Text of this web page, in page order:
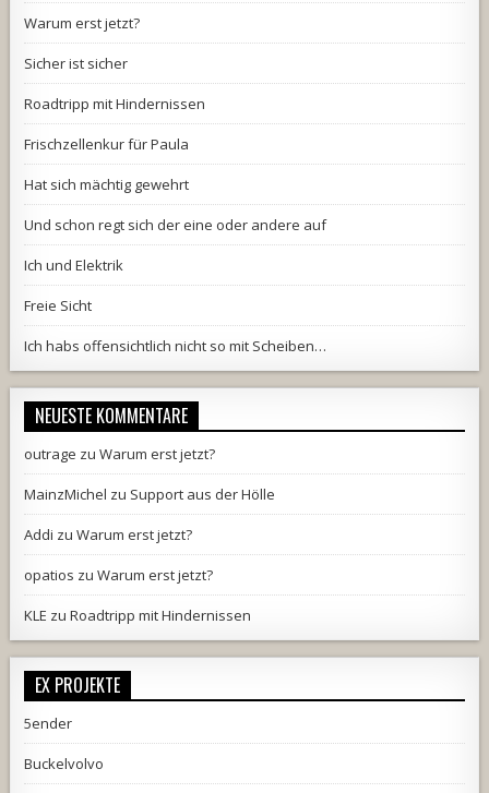
Warum erst jetzt?
Sicher ist sicher
Roadtripp mit Hindernissen
Frischzellenkur für Paula
Hat sich mächtig gewehrt
Und schon regt sich der eine oder andere auf
Ich und Elektrik
Freie Sicht
Ich habs offensichtlich nicht so mit Scheiben…
NEUESTE KOMMENTARE
outrage zuWarum erst jetzt?
MainzMichel zu Support aus der Hölle
Addi zuWarum erst jetzt?
opatios zuWarum erst jetzt?
KLE zuRoadtripp mit Hindernissen
EX PROJEKTE
5ender
Buckelvolvo